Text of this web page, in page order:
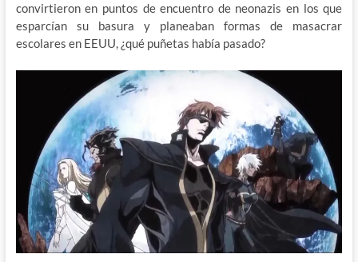
convirtieron en puntos de encuentro de neonazis en los que
esparcían su basura y planeaban formas de masacrar
escolares en EEUU, ¿qué puñetas había pasado?